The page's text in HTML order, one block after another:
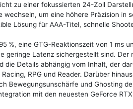
zu einer fokussierten 24-Zoll
um eine höhere Präzision in
Lösung für AAA-Titel, schnelle
%, eine GTG-Reaktionszeit von 1 ms
geringe Latenz sichergestellt sind.
die Details abhängig vom Inhalt, der
RPG und Reader. Darüber
Bewegungsunschärfe und Ghosting
mit den neuesten GeForce